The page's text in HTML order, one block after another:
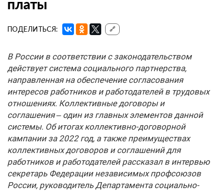
платы
ПОДЕЛИТЬСЯ: 🔗
В России в соответствии с законодательством
действует система социального парт­нер­ства,
направленная на обеспечение согласования
интересов работников и работодателей в трудовых
отношениях. Коллективные договоры и
соглашения – один из главных элементов данной
системы. Об итогах коллективно-договорной
кампании за 2022 год, а также преимуществах
коллективных договоров и соглашений для
работников и работодателей рассказал в интервью
секретарь Федерации независимых профсоюзов
России, руководитель Департамента социально-